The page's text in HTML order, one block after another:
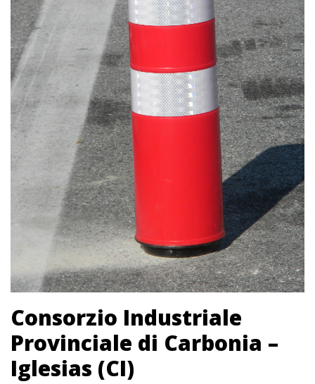
Consorzio Industriale
Provinciale di Carbonia –
Iglesias (CI)